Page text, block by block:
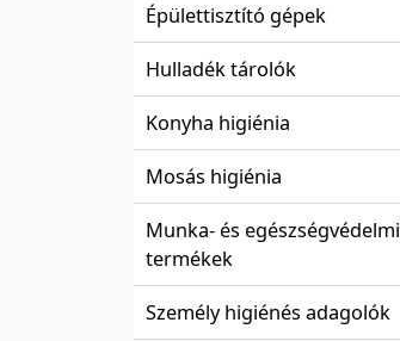
Épülettisztító gépek
Hulladék tárolók
Konyha higiénia
Mosás higiénia
Munka- és egészségvédelmi
termékek
Személy higiénés adagolók